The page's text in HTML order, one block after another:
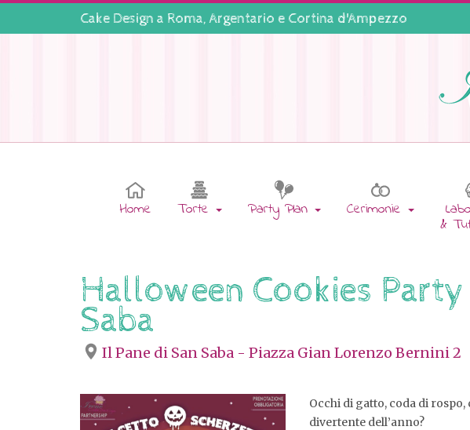
Cake Design a Roma,Argentario e Cortina d'Ampezzo
Home Torte Party Plan Cerimonie
&
Halloween Cookies Party
Saba
Il Pane di San Saba - Piazza Gian Lorenzo Bernini 2
Occhi di gatto, coda di
divertente dell’anno?